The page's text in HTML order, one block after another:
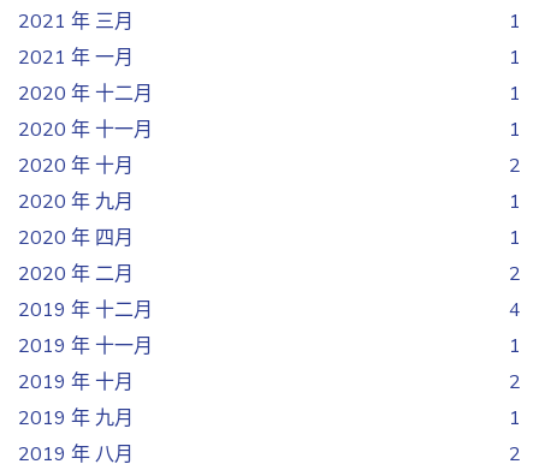
2021 年 三月
1
2021 年 一月
1
2020 年 十二月
1
2020 年 十一月
1
2020 年 十月
2
2020 年 九月
1
2020 年 四月
1
2020 年 二月
2
2019 年 十二月
4
2019 年 十一月
1
2019 年 十月
2
2019 年 九月
1
2019 年 八月
2